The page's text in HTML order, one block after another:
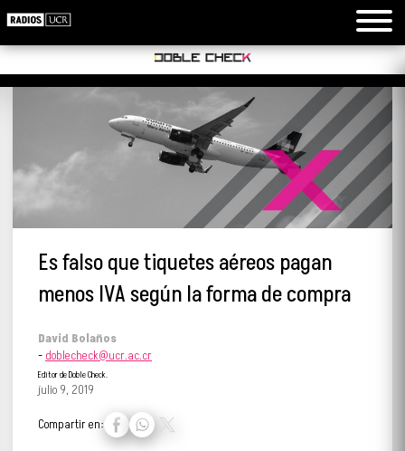
Es falso que tiquetes aéreos pagan
menos IVA según la forma de compra
David Bolaños
- doblecheck@ucr.ac.cr
Editor de Doble Check.
julio 9, 2019
Compartir en: